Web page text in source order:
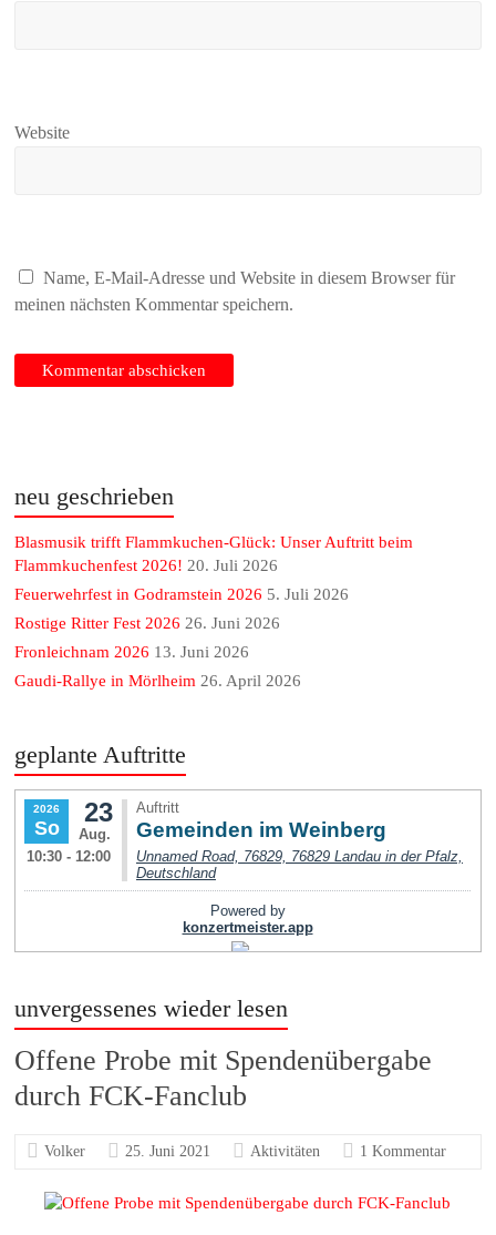
Website
Name, E-Mail-Adresse und Website in diesem Browser für
meinen nächsten Kommentar speichern.
neu geschrieben
Blasmusik trifft Flammkuchen-Glück: Unser Auftritt beim
Flammkuchenfest 2026! 20. Juli 2026
Feuerwehrfest in Godramstein 2026 5. Juli 2026
Rostige Ritter Fest 2026 26. Juni 2026
Fronleichnam 2026 13. Juni 2026
Gaudi-Rallye in Mörlheim 26. April 2026
geplante Auftritte
unvergessenes wieder lesen
Offene Probe mit Spendenübergabe
durch FCK-Fanclub
Volker 25. Juni 2021 Aktivitäten 1 Kommentar